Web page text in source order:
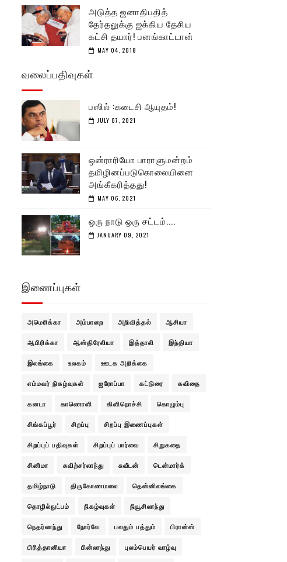
அடுத்த ஜனாதிபதித்
தேர்தலுக்கு ஐக்கிய தேசிய
கட்சி தயார்! பனங்காட்டான்
MAY 04, 2018
வலைப்பதிவுகள்
பஸில் :கடைசி ஆயுதம்!
JULY 07, 2021
ஒன்ராரியோ பாராளுமன்றம்
தமிழினப்படுகொலையினை
அங்கீகரித்தது!
MAY 06, 2021
ஒரு நாடு ஒரு சட்டம்....
JANUARY 09, 2021
இணைப்புகள்
அமெரிக்கா அம்பாறை அறிவித்தல் ஆசியா
ஆபிரிக்கா ஆஸ்திரேலியா இத்தாலி இந்தியா
இலங்கை உலகம் ஊடக அறிக்கை
எம்மவர் நிகழ்வுகள் ஐரோப்பா கட்டுரை கவிதை
கனடா காணொளி கிளிநொச்சி கொழும்பு
சிங்கப்பூர் சிறப்பு சிறப்பு இணைப்புகள்
சிறப்புப் பதிவுகள் சிறப்புப் பார்வை சிறுகதை
சினிமா சுவிற்சர்லாந்து சுவீடன் டென்மார்க்
தமிழ்நாடு திருகோணமலை தென்னிலங்கை
தொழில்நுட்பம் நிகழ்வுகள் நியூசிலாந்து
நெதர்லாந்து நோர்வே பலதும் பத்தும் பிரான்ஸ்
பிரித்தானியா பின்லாந்து புலம்பெயர் வாழ்வு